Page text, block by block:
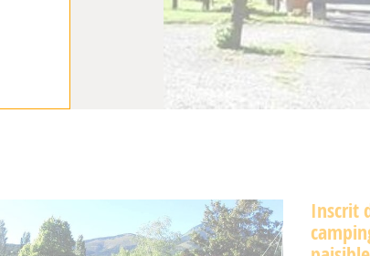
Inscrit